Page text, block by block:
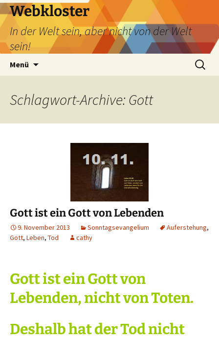
Webkloster
In der Welt sein, aber nicht von der Welt
sein!
Menü
Suchen
nach:
Schlagwort-Archive: Gott
Gott ist ein Gott von Lebenden
9. November 2013 Sonntagsevangelium Auferstehung,
Gott, Leben, Tod cathy
Gott ist ein Gott von
Lebenden, nicht von Toten.
Deshalb hat der Tod nicht